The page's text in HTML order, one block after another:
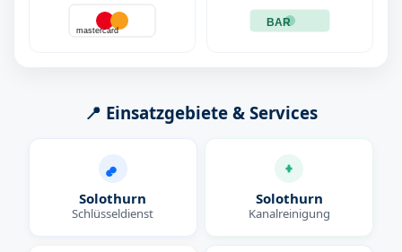
mastercard
BAR
📍 Einsatzgebiete & Services
Solothurn
Schlüsseldienst
Solothurn
Kanalreinigung